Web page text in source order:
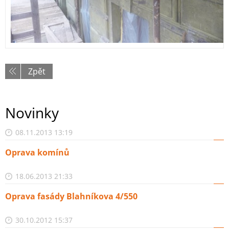
Zpět
Novinky
08.11.2013 13:19
Oprava komínů
18.06.2013 21:33
Oprava fasády Blahníkova 4/550
30.10.2012 15:37